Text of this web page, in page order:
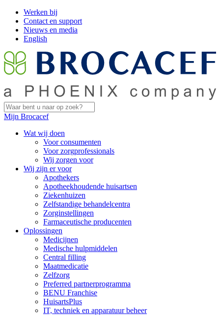
Werken bij
Contact en support
Nieuws en media
English
Mijn Brocacef
Wat wij doen
Voor consumenten
Voor zorgprofessionals
Wij zorgen voor
Wij zijn er voor
Apothekers
Apotheekhoudende huisartsen
Ziekenhuizen
Zelfstandige behandelcentra
Zorginstellingen
Farmaceutische producenten
Oplossingen
Medicijnen
Medische hulpmiddelen
Central filling
Maatmedicatie
Zelfzorg
Preferred partnerprogramma
BENU Franchise
HuisartsPlus
IT, techniek en apparatuur beheer